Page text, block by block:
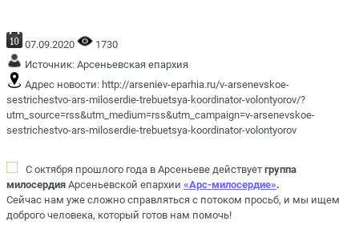
07.09.2020
1730
Источник: Арсеньевская епархия
Адрес новости: http://arseniev-eparhia.ru/v-arsenevskoe-
sestrichestvo-ars-miloserdie-trebuetsya-koordinator-volontyorov/?
utm_source=rss&utm_medium=rss&utm_campaign=v-arsenevskoe-
sestrichestvo-ars-miloserdie-trebuetsya-koordinator-volontyorov
С октября прошлого года в Арсеньеве действует группа
милосердия Арсеньевской епархии «Арс-милосердие».
Сейчас нам уже сложно справляться с потоком просьб, и мы ищем
доброго человека, который готов нам помочь!